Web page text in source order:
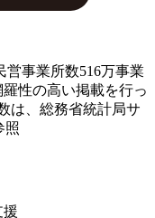
事業所数516万事業
性の高い掲載を行っ
は、総務省統計局サ
照
援